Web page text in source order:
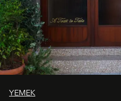
YEMEK